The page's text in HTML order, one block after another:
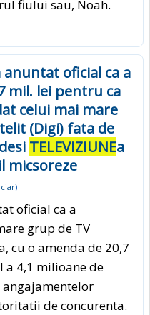
fiului sau, Noah.
oficial ca a
mil. lei pentru ca
celui mai mare
(Digi) fata de
TELEVIZIUNEa
micsoreze
)
oficial ca a
grup de TV
cu o amenda de 20,7
a 4,1 milioane de
de concurenta.